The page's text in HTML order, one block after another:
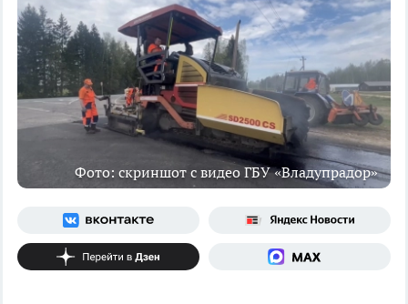
Фото: скриншот с видео ГБУ «Владупрадор»